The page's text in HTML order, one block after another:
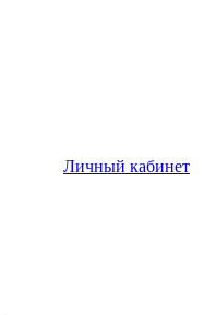
Личный кабинет